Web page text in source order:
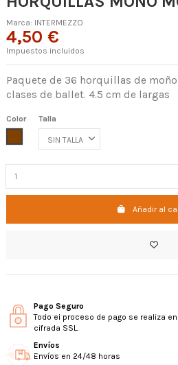
Marca: INTERMEZZO
4,50 €
Impuestos incluidos
Paquete de 36 horquillas de
clases de ballet. 4.5 cm de largas
Color
Talla
Añadir al
Pago Seguro
Todo el proceso de pago se realiza
cifrada SSL.
Envíos
Envíos en 24/48 horas